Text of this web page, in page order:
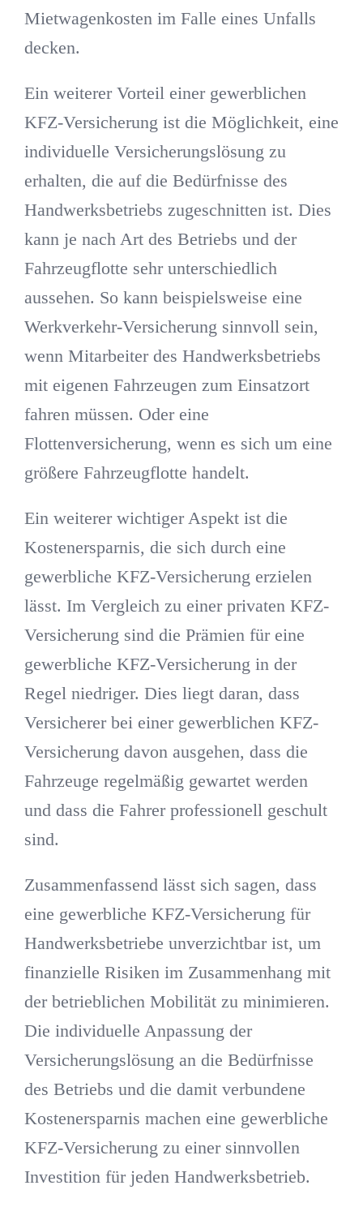
Mietwagenkosten im Falle eines Unfalls
decken.
Ein weiterer Vorteil einer gewerblichen
KFZ-Versicherung ist die Möglichkeit, eine
individuelle Versicherungslösung zu
erhalten, die auf die Bedürfnisse des
Handwerksbetriebs zugeschnitten ist. Dies
kann je nach Art des Betriebs und der
Fahrzeugflotte sehr unterschiedlich
aussehen. So kann beispielsweise eine
Werkverkehr-Versicherung sinnvoll sein,
wenn Mitarbeiter des Handwerksbetriebs
mit eigenen Fahrzeugen zum Einsatzort
fahren müssen. Oder eine
Flottenversicherung, wenn es sich um eine
größere Fahrzeugflotte handelt.
Ein weiterer wichtiger Aspekt ist die
Kostenersparnis, die sich durch eine
gewerbliche KFZ-Versicherung erzielen
lässt. Im Vergleich zu einer privaten KFZ-
Versicherung sind die Prämien für eine
gewerbliche KFZ-Versicherung in der
Regel niedriger. Dies liegt daran, dass
Versicherer bei einer gewerblichen KFZ-
Versicherung davon ausgehen, dass die
Fahrzeuge regelmäßig gewartet werden
und dass die Fahrer professionell geschult
sind.
Zusammenfassend lässt sich sagen, dass
eine gewerbliche KFZ-Versicherung für
Handwerksbetriebe unverzichtbar ist, um
finanzielle Risiken im Zusammenhang mit
der betrieblichen Mobilität zu minimieren.
Die individuelle Anpassung der
Versicherungslösung an die Bedürfnisse
des Betriebs und die damit verbundene
Kostenersparnis machen eine gewerbliche
KFZ-Versicherung zu einer sinnvollen
Investition für jeden Handwerksbetrieb.